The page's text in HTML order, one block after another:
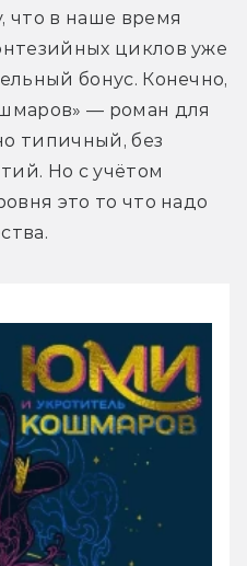
что в наше время
циклов уже
бонус. Конечно,
— роман для
типичный, без
Но с учётом
это то что надо